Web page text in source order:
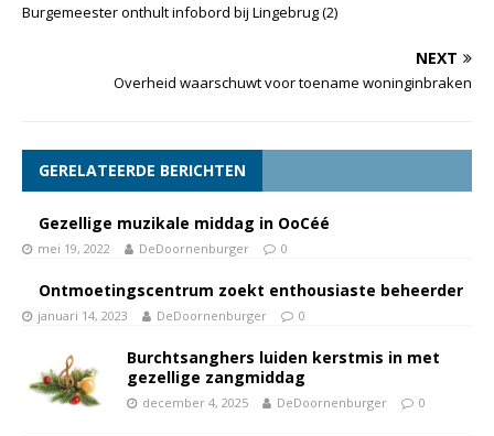
Burgemeester onthult infobord bij Lingebrug (2)
NEXT
Overheid waarschuwt voor toename woninginbraken
GERELATEERDE BERICHTEN
Gezellige muzikale middag in OoCéé
mei 19, 2022 DeDoornenburger 0
Ontmoetingscentrum zoekt enthousiaste beheerder
januari 14, 2023 DeDoornenburger 0
Burchtsanghers luiden kerstmis in met
gezellige zangmiddag
december 4, 2025 DeDoornenburger 0